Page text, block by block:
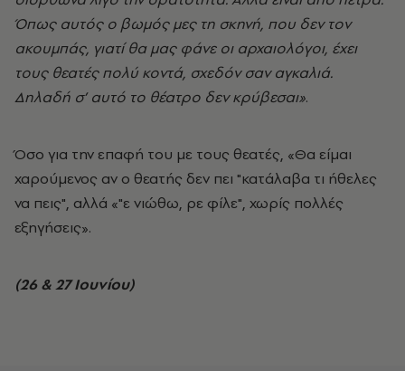
Όπως αυτός ο βωμός μες τη σκηνή, που δεν τον
ακουμπάς, γιατί θα μας φάνε οι αρχαιολόγοι, έχει
τους θεατές πολύ κοντά, σχεδόν σαν αγκαλιά.
Δηλαδή σ’ αυτό το θέατρο δεν κρύβεσαι».
Όσο για την επαφή του με τους θεατές, «Θα είμαι
χαρούμενος αν ο θεατής δεν πει "κατάλαβα τι ήθελες
να πεις", αλλά «"ε νιώθω, ρε φίλε", χωρίς πολλές
εξηγήσεις».
(26 & 27 Ιουνίου)